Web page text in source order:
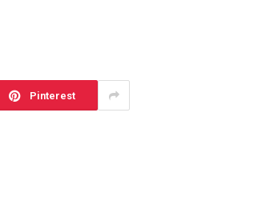
Pinterest